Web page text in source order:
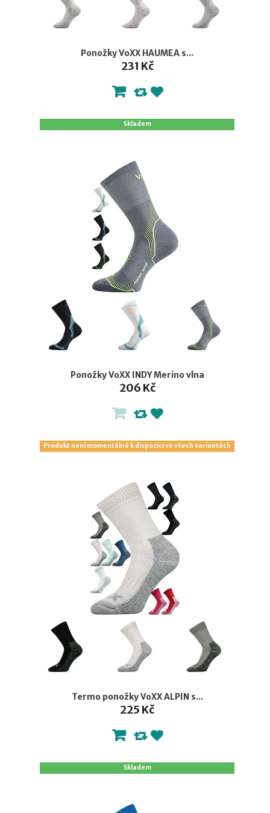
Ponožky VoXX HAUMEA s...
231 Kč
Skladem
Ponožky VoXX INDY Merino vlna
206 Kč
Produkt není momentálně k dispozici ve všech variantách
Termo ponožky VoXX ALPIN s...
225 Kč
Skladem